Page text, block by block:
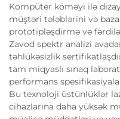
Kompüter köməyi ilə
müştəri tələblərini və
prototipləşdirmə və
Zavod spektr analizi
təhlükəsizlik
tam miqyaslı sınaq
performans
Bu texnoloji üstünlüklər
cihazlarına daha yüksək